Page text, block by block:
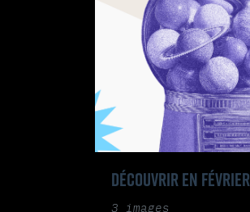
DÉCOUVRIR EN FÉVRIER
3 images